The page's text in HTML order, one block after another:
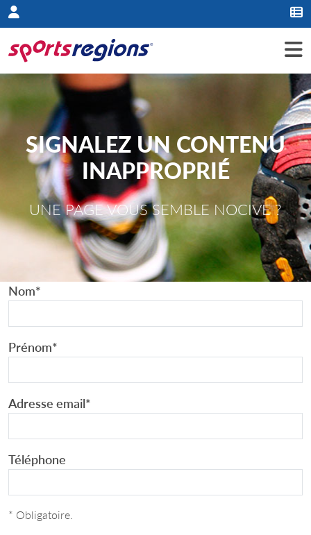
Panneau de gestion des cookies
SIGNALEZ UN CONTENU
INAPPROPRIÉ
UNE PAGE VOUS SEMBLE NOCIVE ?
Nom*
Prénom*
Adresse email*
Téléphone
* Obligatoire.